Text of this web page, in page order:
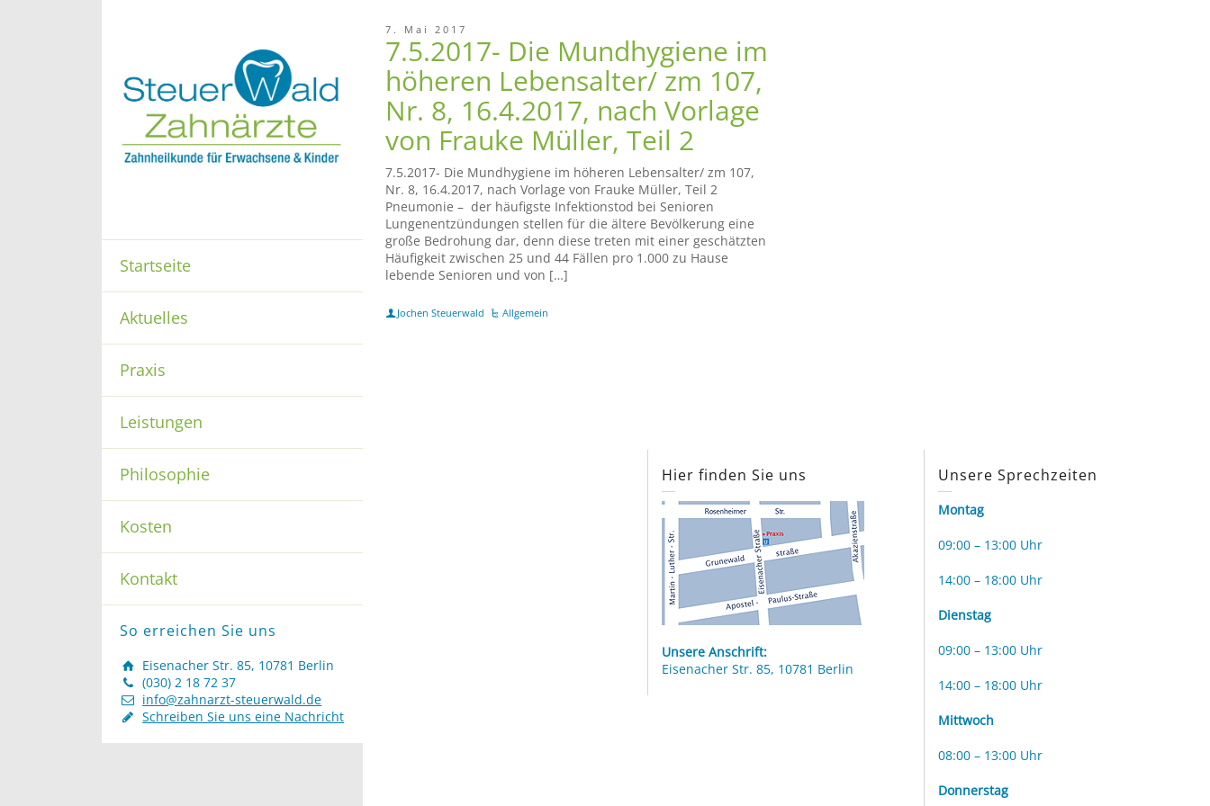
Startseite
Aktuelles
Praxis
Leistungen
Philosophie
Kosten
Kontakt
So erreichen Sie uns
Eisenacher Str. 85, 10781 Berlin
(030) 2 18 72 37
info@zahnarzt-steuerwald.de
Schreiben Sie uns eine Nachricht
7. Mai 2017
7.5.2017- Die Mundhygiene im
höheren Lebensalter/ zm 107,
Nr. 8, 16.4.2017, nach Vorlage
von Frauke Müller, Teil 2
7.5.2017- Die Mundhygiene im höheren Lebensalter/ zm 107,
Nr. 8, 16.4.2017, nach Vorlage von Frauke Müller, Teil 2
Pneumonie – der häufigste Infektionstod bei Senioren
Lungenentzündungen stellen für die ältere Bevölkerung eine
große Bedrohung dar, denn diese treten mit einer geschätzten
Häufigkeit zwischen 25 und 44 Fällen pro 1.000 zu Hause
lebende Senioren und von […]
Jochen Steuerwald Allgemein
Hier finden Sie uns
Unsere Anschrift:
Eisenacher Str. 85, 10781 Berlin
Unsere Sprechzeiten
Montag
09:00 – 13:00 Uhr
14:00 – 18:00 Uhr
Dienstag
09:00 – 13:00 Uhr
14:00 – 18:00 Uhr
Mittwoch
08:00 – 13:00 Uhr
Donnerstag